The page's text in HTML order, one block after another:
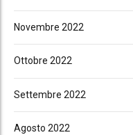
Novembre 2022
Ottobre 2022
Settembre 2022
Agosto 2022